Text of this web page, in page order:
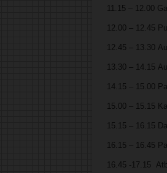
11.15 – 12.00
12.00 – 12.45
12.45 – 13.30
13.30 – 14.15
14.15 – 15.00
15.00 – 15.15
15.15 – 16.15
16.15 – 16.45
16.45 -17.15